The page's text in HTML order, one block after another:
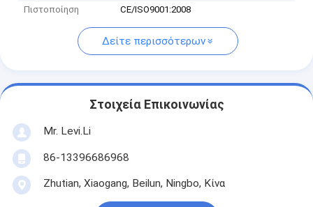
Πιστοποίηση
CE/ISO9001:2008
Δείτε περισσότερων
Στοιχεία Επικοινωνίας
Mr. Levi.Li
86-13396686968
Zhutian, Xiaogang, Beilun, Ningbo, Κίνα